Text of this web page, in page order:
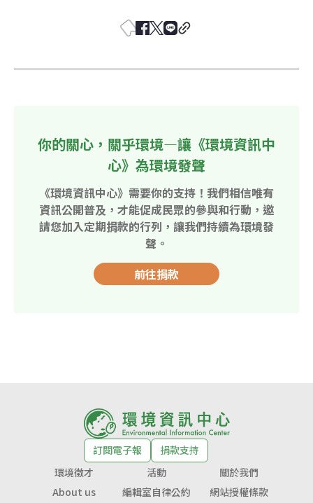
你的關心，關乎環境—讓《環境資訊中
心》為環境發聲
《環境資訊中心》需要你的支持！我們相信唯有
資訊公開普及，才能促成民眾的參與和行動，邀
請您加入定期捐款的行列，讓我們持續為環境發
聲。
前往捐款
訂閱電子報
捐款支持
環境徵才
活動
關於我們
About us
編輯室自律公約 網站授權條款